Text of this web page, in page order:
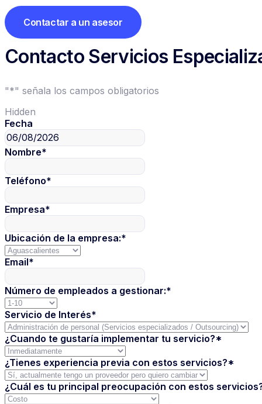
Contactar a un asesor
Contacto Servicios
"*" señala los campos obligatorios
Hidden
Fecha
Nombre*
Teléfono*
Empresa*
Ubicación de la empresa:*
Email*
Número de empleados a gestionar:*
Servicio de Interés*
¿Cuando te gustaría implementar tu servicio?*
¿Tienes experiencia previa con estos servicios?*
¿Cuál es tu principal preocupación con estos